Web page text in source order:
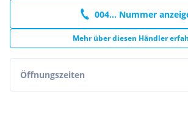
004... Nummer
Mehr über diesen Händler
Öffnungszeiten